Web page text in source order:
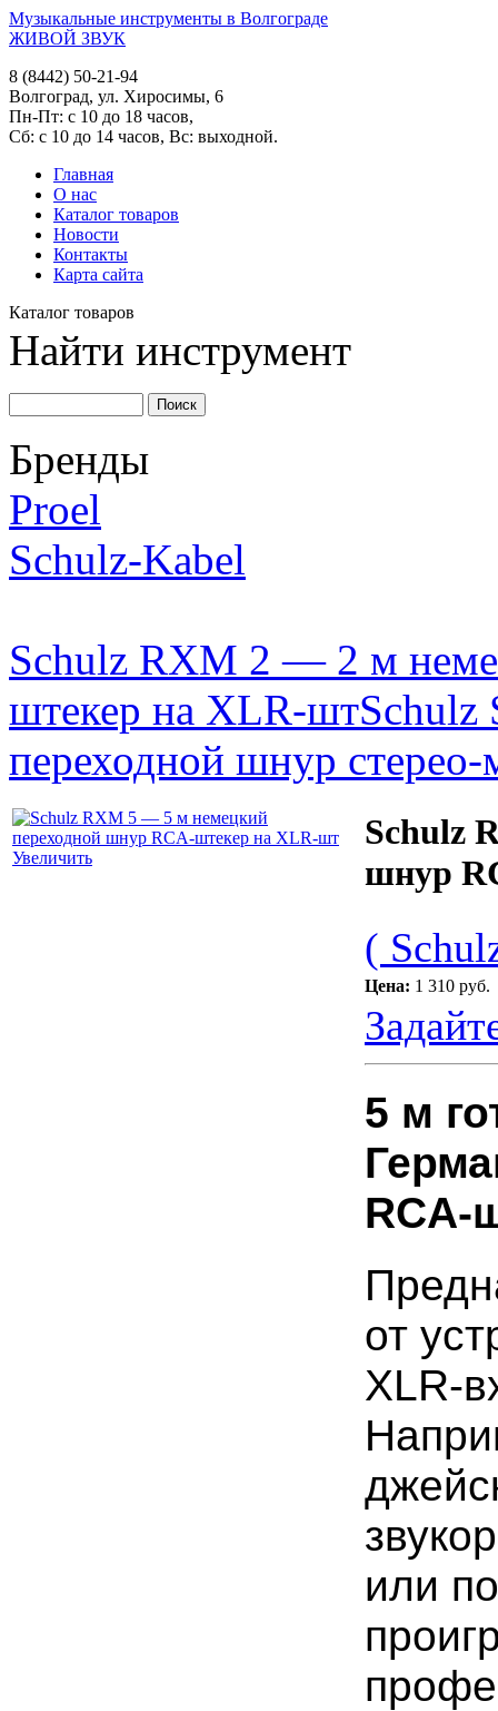
Музыкальные инструменты в Волгограде
ЖИВОЙ ЗВУК
8 (8442) 50-21-94
Волгоград, ул. Хиросимы, 6
Пн-Пт: с 10 до 18 часов,
Сб: с 10 до 14 часов, Вс: выходной.
Главная
О нас
Каталог товаров
Новости
Контакты
Карта сайта
Каталог товаров
Найти инструмент
Бренды
Proel
Schulz-Kabel
Schulz RXM 2 — 2 м
штекер на XLR-шт
переходной шнур
Увеличить
Schulz
шнур
(
Цена: 1 310 руб.
5 м
RCA-
от
XLR-
или